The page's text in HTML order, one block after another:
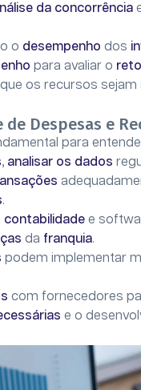
da concorrência
o desempenho dos
para avaliar o
os recursos
de Despesas e
para
, analisar os dados
.
contabilidade e
da franquia.
podem implementar
com fornecedores
e o